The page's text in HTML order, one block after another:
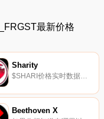
最新价格
Sharity
$SHARI价格实时数据我们的目标是彻底改变慈善领域,用我们革命性的应用程序只需轻轻一按按钮,就可以搭建一座连接世界的桥梁.
Beethoven X